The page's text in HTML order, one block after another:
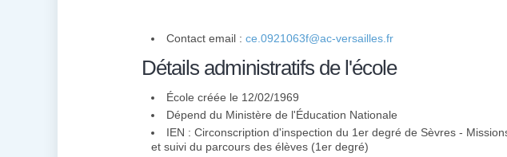
Contact email : ce.0921063f@ac-versailles.fr
Détails administratifs de l'école
École créée le 12/02/1969
Dépend du Ministère de l'Éducation Nationale
IEN : Circonscription d'inspection du 1er degré de Sèvres -
et suivi du parcours des élèves (1er degré)